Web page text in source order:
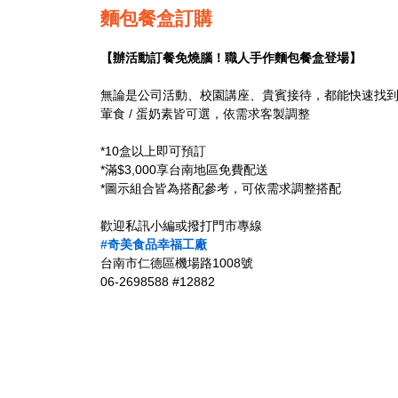
麵包餐盒訂購
【辦活動訂餐免燒腦！職人手作麵包餐盒登場】
無論是公司活動、校園講座、貴賓接待，都能快速找
葷食 / 蛋奶素皆可選，依需求客製調整
*10盒以上即可預訂
*滿$3,000享台南地區免費配送
*圖示組合皆為搭配參考，可依需求調整搭配
歡迎私訊小編或撥打門市專線
#奇美食品幸福工廠
台南市仁德區機場路1008號
06-2698588 #12882